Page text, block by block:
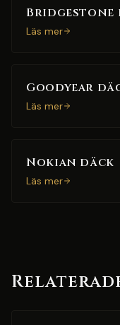
Bridgestone
Läs mer
Goodyear
Läs mer
Nokian däck
Läs mer